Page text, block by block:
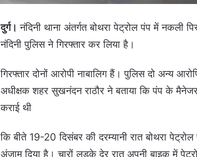
दुर्ग। नंदिनी थाना अंतर्गत बोथरा पेट्रोल पंप में नकली
नंदिनी पुलिस ने गिरफ्तार कर लिया है।
गिरफ्तार दोनों आरोपी नाबालिग हैं। पुलिस दो अन्य
अधीक्षक शहर सुखनंदन राठौर ने बताया कि पंप के मैनेजर
कराई थी
कि बीते 19-20 दिसंबर की दरम्यानी रात बोथरा
अंजाम दिया है। चारों लड़के देर रात अपनी बाइक में